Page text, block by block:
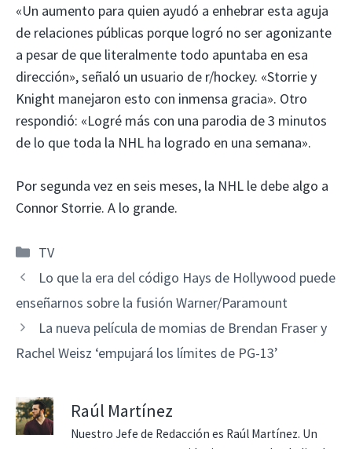
«Un aumento para quien ayudó a enhebrar esta aguja
de relaciones públicas porque logró no ser agonizante
a pesar de que literalmente todo apuntaba en esa
dirección», señaló un usuario de r/hockey. «Storrie y
Knight manejaron esto con inmensa gracia». Otro
respondió: «Logré más con una parodia de 3 minutos
de lo que toda la NHL ha logrado en una semana».
Por segunda vez en seis meses, la NHL le debe algo a
Connor Storrie. A lo grande.
Categorías
TV
Lo que la era del código Hays de Hollywood puede
enseñarnos sobre la fusión Warner/Paramount
La nueva película de momias de Brendan Fraser y
Rachel Weisz ‘empujará los límites de PG-13’
Raúl Martínez
Nuestro Jefe de Redacción es Raúl Martínez. Un